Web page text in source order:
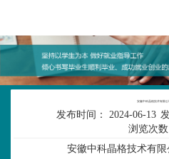
安徽中科晶格技术有限公
发布时间： 2024-06-13
浏览次数
安徽中科晶格技术有